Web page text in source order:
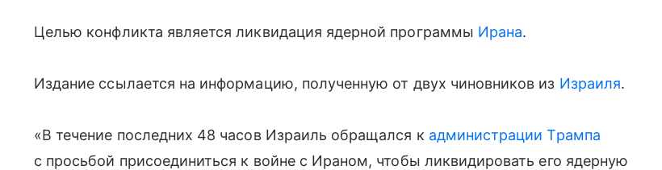
Целью конфликта является ликвидация ядерной программы Ирана.
Издание ссылается на информацию, полученную от двух чиновников из Израиля.
«В течение последних 48 часов Израиль обращался к администрации Трампа
с просьбой присоединиться к войне с Ираном, чтобы ликвидировать его ядерную